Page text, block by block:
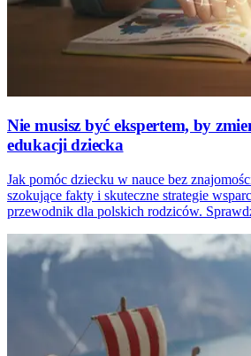
Nie musisz być ekspertem, by
edukacji dziecka
Jak pomóc dziecku w nauce bez
szokujące fakty i skuteczne strategie
przewodnik dla polskich rodziców.